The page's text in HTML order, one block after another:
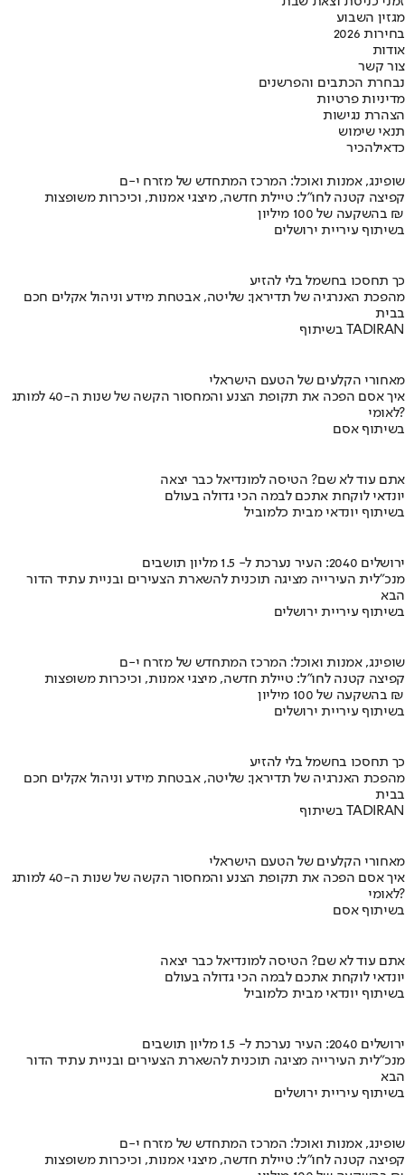
מגזין השבוע
בחירות 2026
אודות
צור קשר
נבחרת הכתבים והפרשנים
מדיניות פרטיות
הצהרת נגישות
תנאי שימוש
כדאילהכיר
שופינג, אמנות ואוכל: המרכז המתחדש של מזרח י-ם
קפיצה קטנה לחו"ל: טיילת חדשה, מיצגי אמנות, וכיכרות משופצות
בהשקעה של 100 מיליון ₪
בשיתוף עיריית ירושלים
כך תחסכו בחשמל בלי להזיע
מהפכת האנרגיה של תדיראן: שליטה, אבטחת מידע וניהול אקלים חכם
בבית
בשיתוף TADIRAN
מאחורי הקלעים של הטעם הישראלי
איך אסם הפכה את תקופת הצנע והמחסור הקשה של שנות ה-40 למותג
לאומי?
בשיתוף אסם
אתם עוד לא שם? הטיסה למונדיאל כבר יצאה
יונדאי לוקחת אתכם לבמה הכי גדולה בעולם
בשיתוף יונדאי מבית כלמוביל
ירושלים 2040: העיר נערכת ל- 1.5 מליון תושבים
מנכ"לית העירייה מציגה תוכנית להשארת הצעירים ובניית עתיד הדור
הבא
בשיתוף עיריית ירושלים
שופינג, אמנות ואוכל: המרכז המתחדש של מזרח י-ם
קפיצה קטנה לחו"ל: טיילת חדשה, מיצגי אמנות, וכיכרות משופצות
בהשקעה של 100 מיליון ₪
בשיתוף עיריית ירושלים
כך תחסכו בחשמל בלי להזיע
מהפכת האנרגיה של תדיראן: שליטה, אבטחת מידע וניהול אקלים חכם
בבית
בשיתוף TADIRAN
מאחורי הקלעים של הטעם הישראלי
איך אסם הפכה את תקופת הצנע והמחסור הקשה של שנות ה-40 למותג
לאומי?
בשיתוף אסם
אתם עוד לא שם? הטיסה למונדיאל כבר יצאה
יונדאי לוקחת אתכם לבמה הכי גדולה בעולם
בשיתוף יונדאי מבית כלמוביל
ירושלים 2040: העיר נערכת ל- 1.5 מליון תושבים
מנכ"לית העירייה מציגה תוכנית להשארת הצעירים ובניית עתיד הדור
הבא
בשיתוף עיריית ירושלים
שופינג, אמנות ואוכל: המרכז המתחדש של מזרח י-ם
קפיצה קטנה לחו"ל: טיילת חדשה, מיצגי אמנות, וכיכרות משופצות